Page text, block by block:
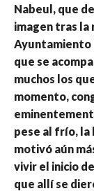
Nabeul, que
imagen tras la
Ayuntamiento
que se
muchos los
momento,
pese al frío, la
motivó aún
vivir el inicio
que allí se